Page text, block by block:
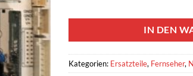
IN DEN
Kategorien: Ersatzteile, Fernseher,